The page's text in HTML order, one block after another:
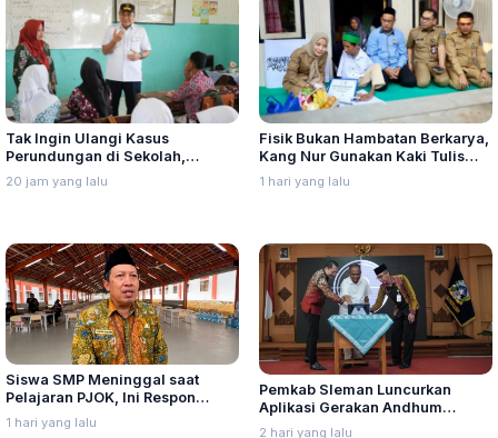
Tak Ingin Ulangi Kasus
Perundungan di Sekolah,
Nurkholes Minta Perkuat
Pengawasan Murid
20 jam yang lalu
Fisik Bukan Hambatan Berkarya,
Kang Nur Gunakan Kaki Tulis
Kaligrafi Arab
1 hari yang lalu
Siswa SMP Meninggal saat
Pelajaran PJOK, Ini Respon
Dindikpora Rembang
1 hari yang lalu
Pemkab Sleman Luncurkan
Aplikasi Gerakan Andhum
Handarbeni Penanganan Anak
2 hari yang lalu